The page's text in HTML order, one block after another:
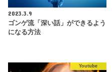
2023.3.9
ゴンゲ流「深い話」ができるよう
になる方法
Youtube